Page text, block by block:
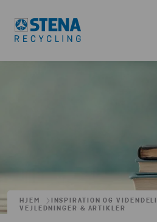
HJEM
INSPIRATION OG
VEJLEDNINGER & ARTIKLER